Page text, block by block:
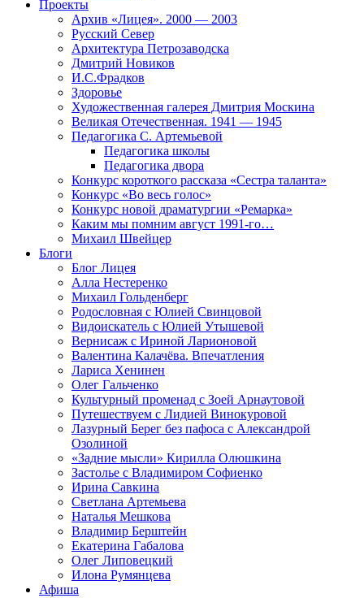
Проекты
Архив «Лицея». 2000 — 2003
Русский Север
Архитектура Петрозаводска
Дмитрий Новиков
И.С.Фрадков
Здоровье
Художественная галерея Дмитрия Москина
Великая Отечественная. 1941 — 1945
Педагогика С. Артемьевой
Педагогика школы
Педагогика двора
Конкурс короткого рассказа «Сестра таланта»
Конкурс «Во весь голос»
Конкурс новой драматургии «Ремарка»
Каким мы помним август 1991-го…
Михаил Швейцер
Блоги
Блог Лицея
Алла Нестеренко
Михаил Гольденберг
Родословная с Юлией Свинцовой
Видоискатель с Юлией Утышевой
Вернисаж с Ириной Ларионовой
Валентина Калачёва. Впечатления
Лариса Хенинен
Олег Гальченко
Культурный променад с Зоей Арнаутовой
Путешествуем с Лидией Винокуровой
Лазурный Берег без пафоса с Александрой
Озолиной
«Задние мысли» Кирилла Олюшкина
Застолье с Владимиром Софиенко
Ирина Савкина
Светлана Артемьева
Наталья Мешкова
Владимир Берштейн
Екатерина Габалова
Олег Липовецкий
Илона Румянцева
Афиша